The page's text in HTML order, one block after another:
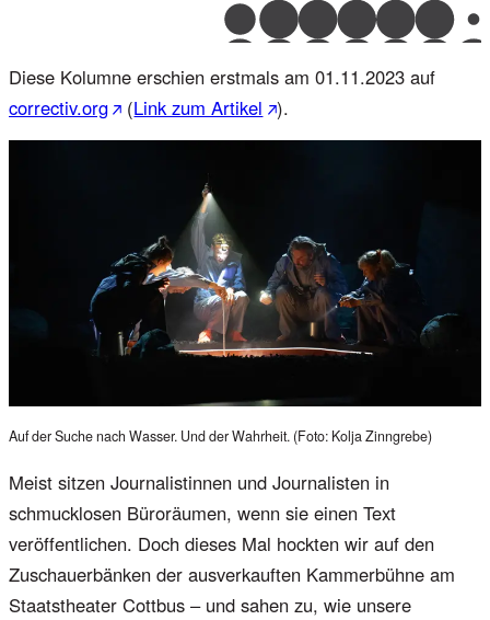
Diese Kolumne erschien erstmals am 01.11.2023 auf
correctiv.org
(Link zum Artikel ).
Auf der Suche nach Wasser. Und der Wahrheit. (Foto: Kolja Zinngrebe)
Meist sitzen Journalistinnen und Journalisten in
schmucklosen Büroräumen, wenn sie einen Text
veröffentlichen. Doch dieses Mal hockten wir auf den
Zuschauerbänken der ausverkauften Kammerbühne am
Staatstheater Cottbus – und sahen zu, wie unsere